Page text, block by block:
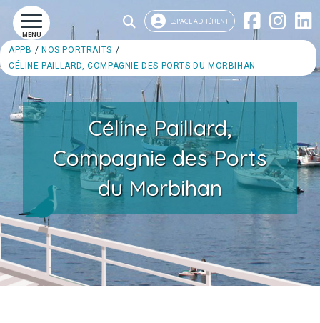
MENU
ESPACE ADHÉRENT
APPB
NOS PORTRAITS
CÉLINE PAILLARD, COMPAGNIE DES PORTS DU MORBIHAN
Céline Paillard,
Compagnie des Ports
du Morbihan